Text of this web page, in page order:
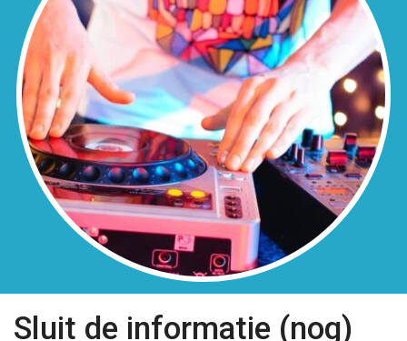
Sluit de informatie (nog)